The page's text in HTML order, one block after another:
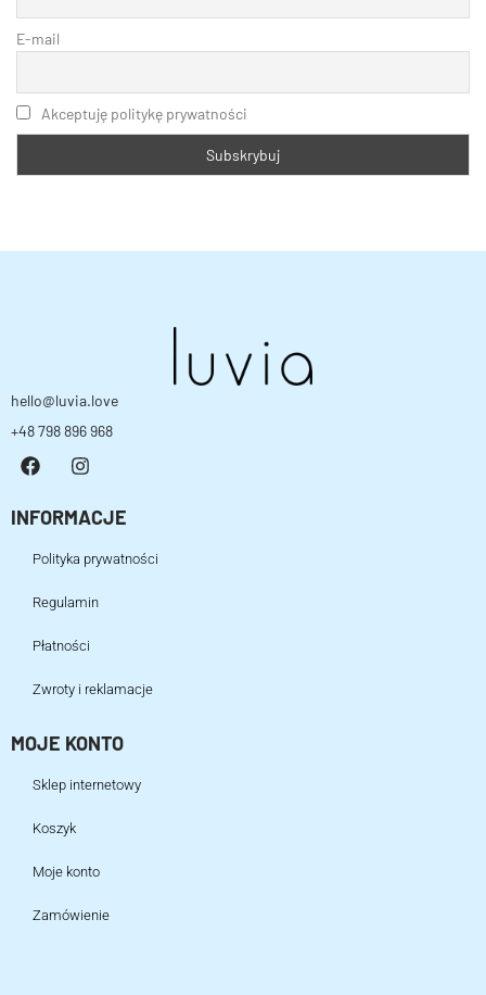
E-mail
Akceptuję politykę prywatności
hello@luvia.love
+48 798 896 968
INFORMACJE
Polityka prywatności
Regulamin
Płatności
Zwroty i reklamacje
MOJE KONTO
Sklep internetowy
Koszyk
Moje konto
Zamówienie